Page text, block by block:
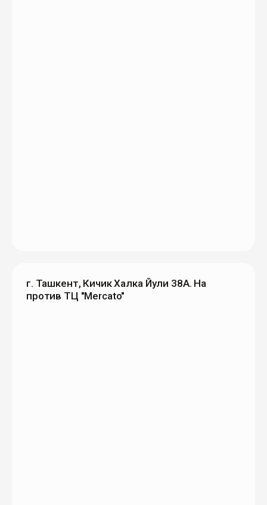
г. Ташкент, Кичик Халка Йули 38А. На
против ТЦ "Mercato"